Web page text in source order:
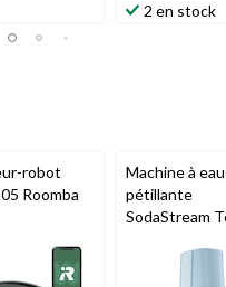
2 en stock
robot
Roomba
Machine à eau
pétillante
SodaStream